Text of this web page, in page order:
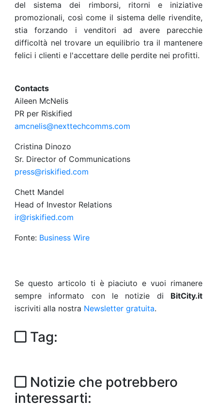
del sistema dei rimborsi, ritorni e iniziative
promozionali, così come il sistema delle rivendite,
stia forzando i venditori ad avere parecchie
difficoltà nel trovare un equilibrio tra il mantenere
felici i clienti e l'accettare delle perdite nei profitti.
Contacts
Aileen McNelis
PR per Riskified
amcnelis@nexttechcomms.com
Cristina Dinozo
Sr. Director of Communications
press@riskified.com
Chett Mandel
Head of Investor Relations
ir@riskified.com
Fonte: Business Wire
Se questo articolo ti è piaciuto e vuoi rimanere
sempre informato con le notizie di BitCity.it
iscriviti alla nostra Newsletter gratuita.
Tag:
Notizie che potrebbero
interessarti: